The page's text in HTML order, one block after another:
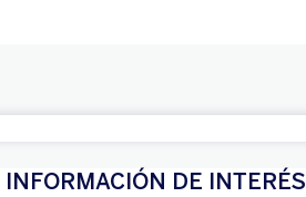
INFORMACIÓN DE INTERÉS